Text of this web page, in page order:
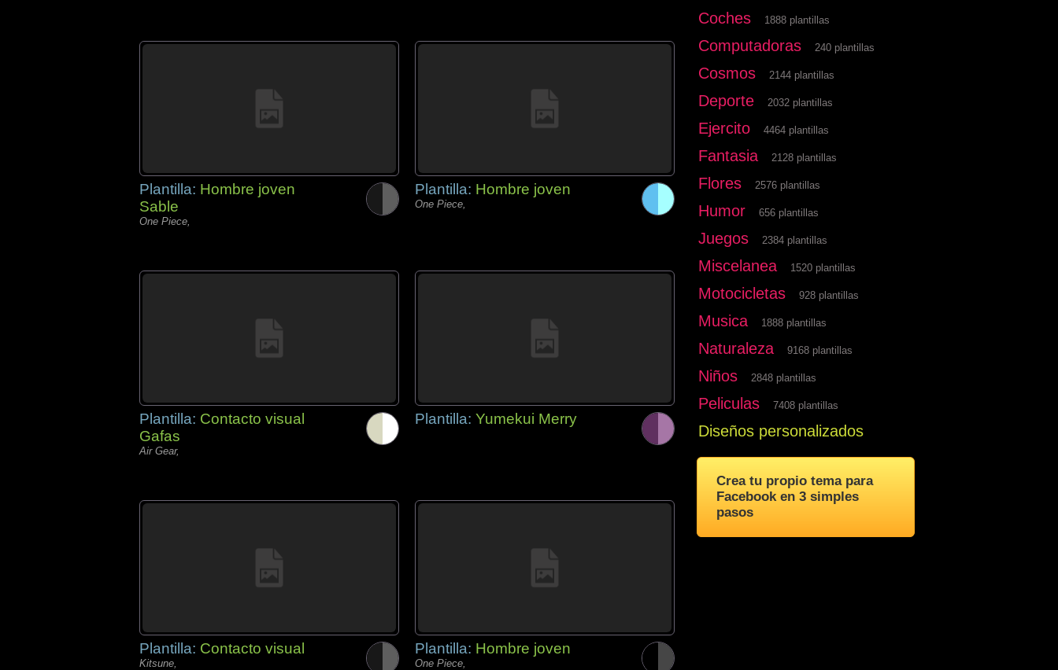
Plantilla: Hombre joven
Sable
One Piece,
Plantilla: Hombre joven
One Piece,
Plantilla: Contacto visual
Gafas
Air Gear,
Plantilla: Yumekui Merry
Plantilla: Contacto visual
Kitsune,
Plantilla: Hombre joven
One Piece,
Coches 1888 plantillas
Computadoras 240 plantillas
Cosmos 2144 plantillas
Deporte 2032 plantillas
Ejercito 4464 plantillas
Fantasia 2128 plantillas
Flores 2576 plantillas
Humor 656 plantillas
Juegos 2384 plantillas
Miscelanea 1520 plantillas
Motocicletas 928 plantillas
Musica 1888 plantillas
Naturaleza 9168 plantillas
Niños 2848 plantillas
Peliculas 7408 plantillas
Diseños personalizados
Crea tu propio tema para
Facebook en 3 simples
pasos